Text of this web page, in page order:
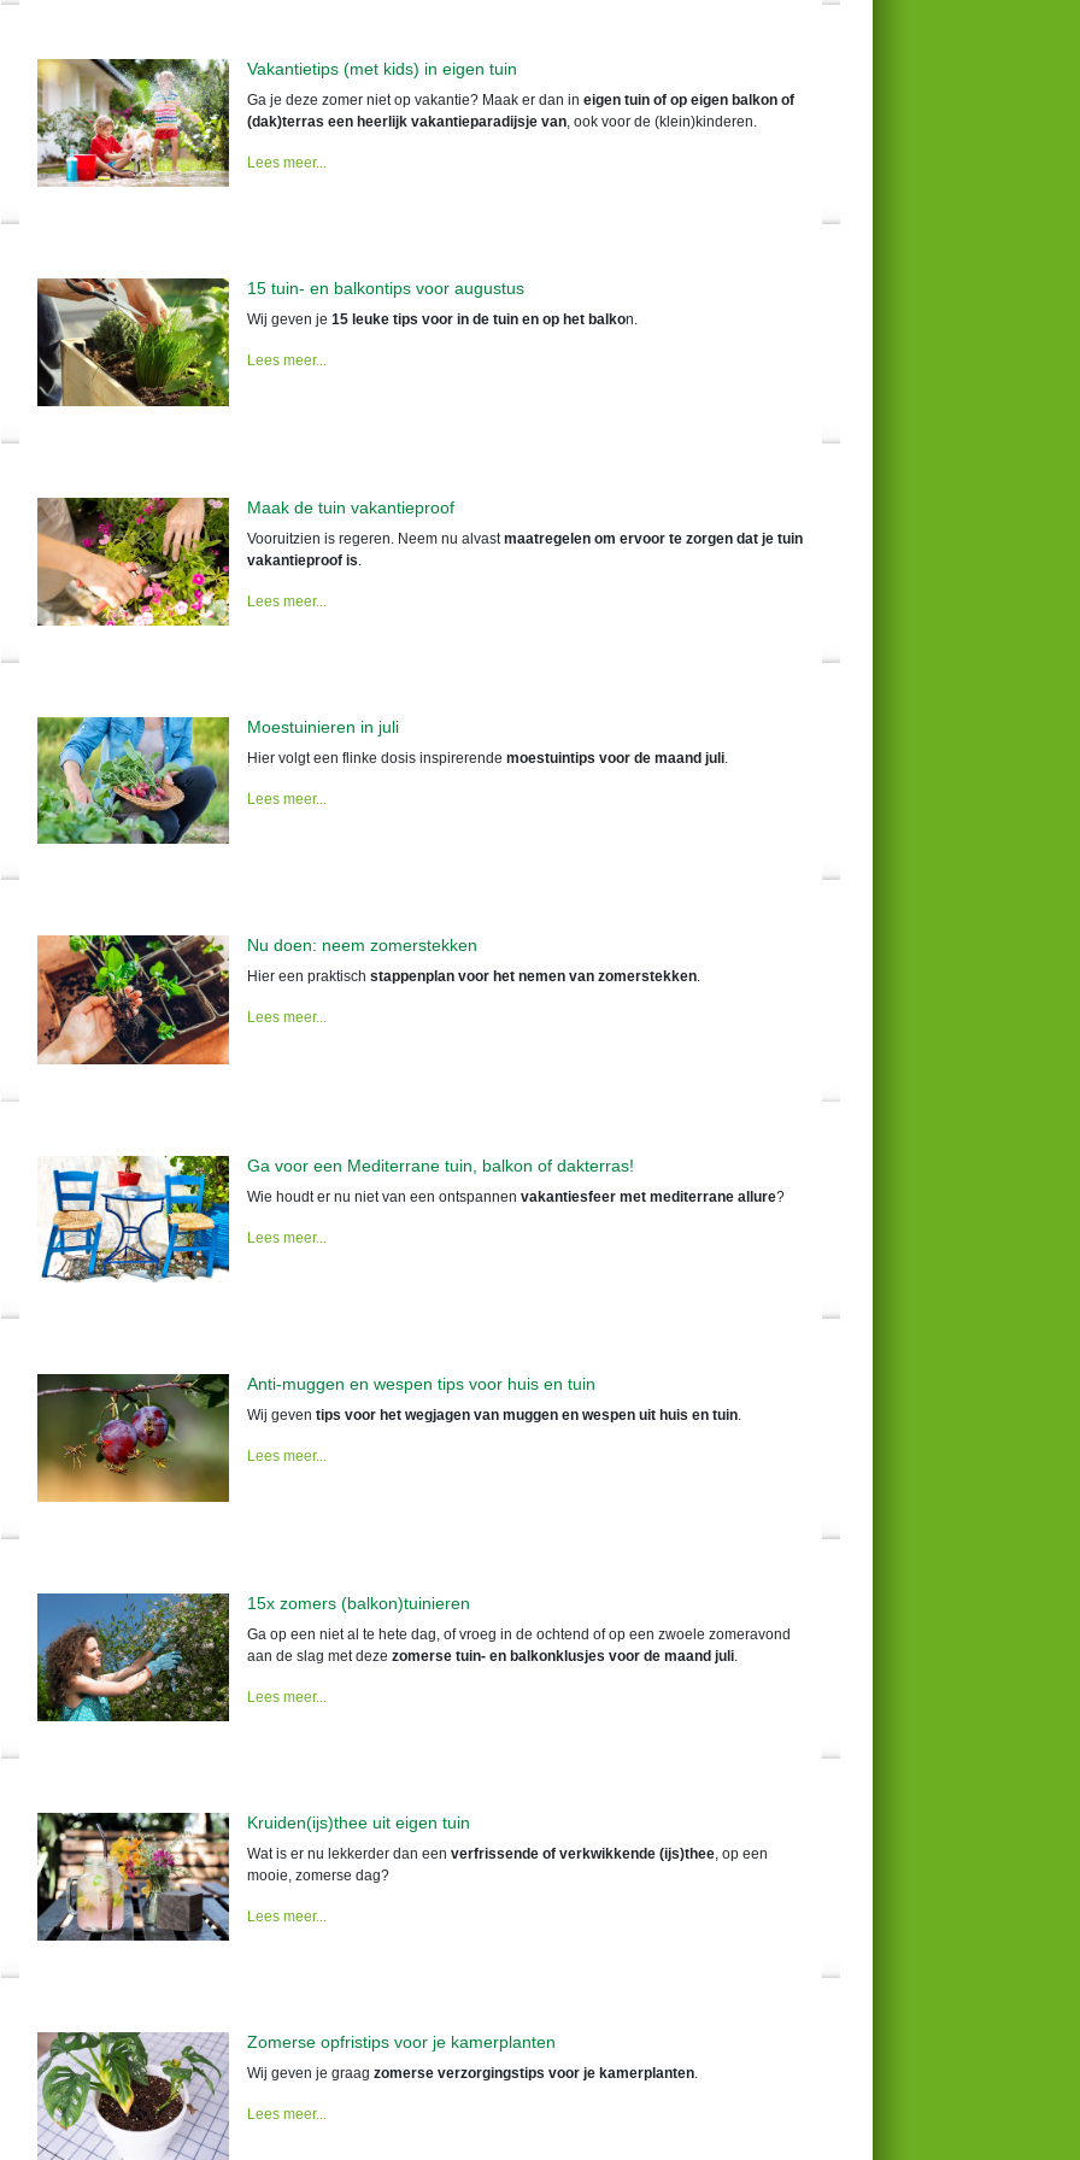
Vakantietips (met kids) in eigen tuin
Ga je deze zomer niet op vakantie? Maak er dan in eigen tuin of op eigen balkon of
(dak)terras een heerlijk vakantieparadijsje van , ook voor de (klein)kinderen.
Lees meer...
15 tuin- en balkontips voor augustus
Wij geven je 15 leuke tips voor in de tuin en op het balkon.
Lees meer...
Maak de tuin vakantieproof
Vooruitzien is regeren. Neem nu alvastmaatregelen om ervoor te zorgen dat je tuin
vakantieproof is
Lees meer...
Moestuinieren in juli
Hier volgt een flinke dosis inspirerende moestuintips voor de maand juli
Lees meer...
Nu doen: neem zomerstekken
Hier een praktisch stappenplan voor het nemen van zomerstekken.
Lees meer...
Ga voor een Mediterrane tuin, balkon of dakterras!
Wie houdt er nu niet van een ontspannen vakantiesfeer met mediterrane allure?
Lees meer...
Anti-muggen en wespen tips voor huis en tuin
Wij geven tips voor het wegjagen van muggen en wespen uit huis en tuin.
Lees meer...
15x zomers (balkon)tuinieren
Ga op een niet al te hete dag, of vroeg in de ochtend of op een zwoele zomeravond
aan de slag met deze zomerse tuin- en balkonklusjes voor de maand juli.
Lees meer...
Kruiden(ijs)thee uit eigen tuin
Wat is er nu lekkerder dan een verfrissende of verkwikkende (ijs)thee, op een
mooie, zomerse dag?
Lees meer...
Zomerse opfristips voor je kamerplanten
Wij geven je graag zomerse verzorgingstips voor je kamerplanten.
Lees meer...